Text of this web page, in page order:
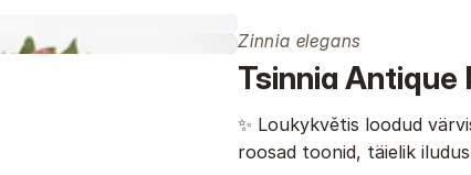
Zinnia elegans
Tsinnia Antique
✨ Loukykvětis loodud
roosad toonid, täielik